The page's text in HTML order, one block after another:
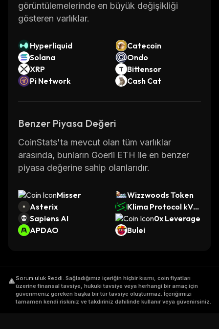
görüntülemelerinde en büyük değişikliği
gösteren varlıklar.
Hyperliquid
Catecoin
Solana
Ondo
XRP
Bittensor
Pi Network
Cash Cat
Benzer Piyasa Değeri
CoinStats'ta mevcut olan tüm varlıklar
arasında, bunların Goerli ETH ile en benzer
piyasa değerine sahip olanlarıdır.
Misser
Wizzwoods Token
Asterix
Klima Protocol kVC
M
Sapiens AI
0x Leverage
APDAO
Bulei
Sorumluluk Reddi. Sağladığımız içeriğin hiçbir kısmı, coin fiyatları
üzerine finansal tavsiye, hukuki tavsiye veya herhangi bir amaç için
güvenmeniz gereken başka bir tür tavsiye oluşturmaz. İçeriğimizi
tamamen kendi riskiniz ve takdiriniz dahilinde kullanır veya güvenirsiniz.